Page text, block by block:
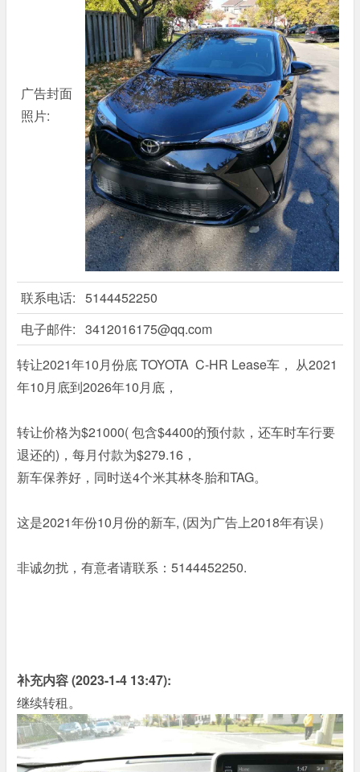
广告封面
照片:
联系电话: 5144452250
电子邮件: 3412016175@qq.com
转让2021年10月份底 TOYOTA C-HR Lease车， 从2021
年10月底到2026年10月底，
转让价格为$21000( 包含$4400的预付款，还车时车行要
退还的)，每月付款为$279.16，
新车保养好，同时送4个米其林冬胎和TAG。
这是2021年份10月份的新车, (因为广告上2018年有误）
非诚勿扰，有意者请联系：5144452250.
补充内容 (2023-1-4 13:47):
继续转租。